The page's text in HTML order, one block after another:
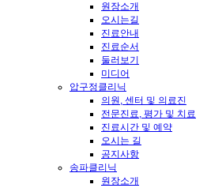
원장소개
오시는길
진료안내
진료순서
둘러보기
미디어
압구정클리닉
의원, 센터 및 의료진
전문진료, 평가 및 치료
진료시간 및 예약
오시는 길
공지사항
송파클리닉
원장소개